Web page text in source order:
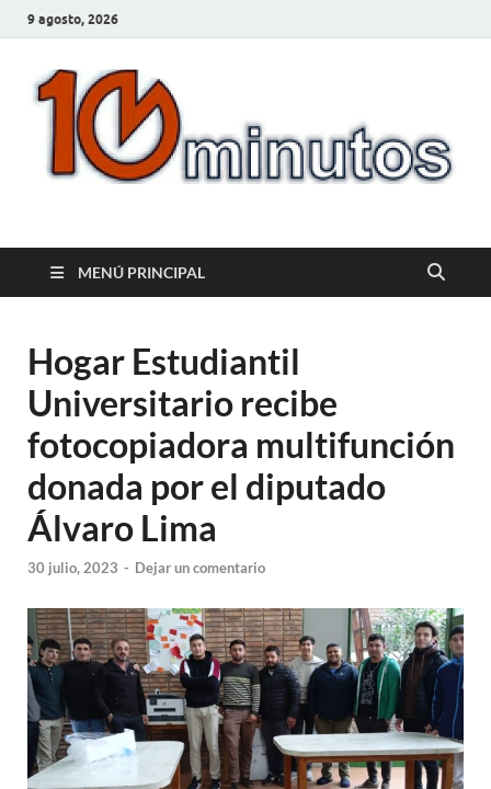
9 agosto, 2026
10minutos.com.uy
MENÚ PRINCIPAL
Hogar Estudiantil
Universitario recibe
fotocopiadora multifunción
donada por el diputado
Álvaro Lima
30 julio, 2023 - Dejar un comentario